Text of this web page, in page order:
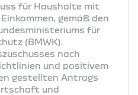
für Haushalte mit
gemäß den
für
(BMWK).
nach
und positivem
gestellten Antrags
und